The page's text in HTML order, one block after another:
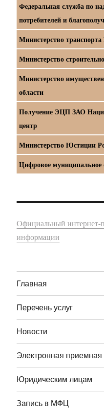
Федеральная служба по
потребителей и
Министерство
Министерство
Министерство
области
Получение ЭЦП ЗАО
центр
Министерство Юстиции
Цифровое муниципальное
Официальный интернет-
информации
Главная
Перечень услуг
Новости
Электронная приемная
Юридическим лицам
Запись в МФЦ